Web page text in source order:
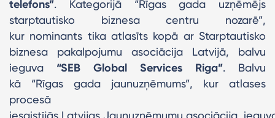
telefons”. Kategorijā “Rīgas gada uzņēmējs
starptautisko biznesa centru nozarē”,
kur nominants tika atlasīts kopā ar Starptautisko
biznesa pakalpojumu asociācija Latvijā, balvu
ieguva “SEB Global Services Riga”. Balvu
kā “Rīgas gada jaunuzņēmums”, kur atlases
procesā
iesaistījās Latvijas Jaunuzņēmumu asociācija,